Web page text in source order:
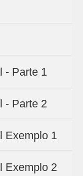
- Parte 1
- Parte 2
Exemplo 1
Exemplo 2